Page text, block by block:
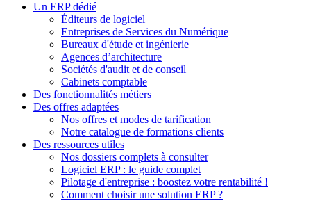
Un ERP dédié
Éditeurs de logiciel
Entreprises de Services du Numérique
Bureaux d'étude et ingénierie
Agences d’architecture
Sociétés d'audit et de conseil
Cabinets comptable
Des fonctionnalités métiers
Des offres adaptées
Nos offres et modes de tarification
Notre catalogue de formations clients
Des ressources utiles
Nos dossiers complets à consulter
Logiciel ERP : le guide complet
Pilotage d'entreprise : boostez votre rentabilité !
Comment choisir une solution ERP ?